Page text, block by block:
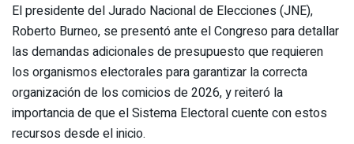
El presidente del Jurado Nacional de Elecciones (JNE),
Roberto Burneo, se presentó ante el Congreso para detallar
las demandas adicionales de presupuesto que requieren
los organismos electorales para garantizar la correcta
organización de los comicios de 2026, y reiteró la
importancia de que el Sistema Electoral cuente con estos
recursos desde el inicio.